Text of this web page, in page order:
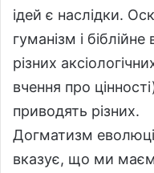
ідей є наслідки.
гуманізм і
різних
вчення про
приводять різних.
Догматизм
вказує, що ми